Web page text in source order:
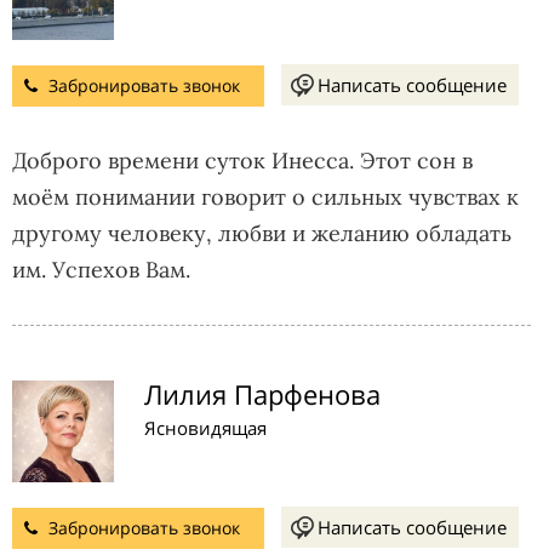
Забронировать звонок Написать сообщение
Доброго времени суток Инесса. Этот сон в
моём понимании говорит о сильных чувствах к
другому человеку, любви и желанию обладать
им. Успехов Вам.
Лилия Парфенова
Ясновидящая
Забронировать звонок Написать сообщение